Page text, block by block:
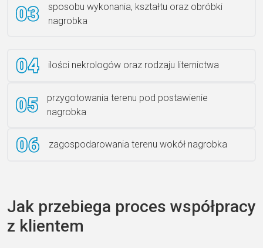
Ławka granitowa LG 12
sposobu wykonania, kształtu oraz obróbki
nagrobka
ilości nekrologów oraz rodzaju liternictwa
przygotowania terenu pod postawienie
nagrobka
zagospodarowania terenu wokół nagrobka
Jak przebiega proces współpracy
z klientem